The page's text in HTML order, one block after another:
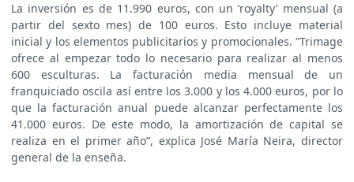
La inversión es de 11.990 euros, con un ‘royalty’ mensual (a
partir del sexto mes) de 100 euros. Esto incluye material
inicial y los elementos publicitarios y promocionales. “Trimage
ofrece al empezar todo lo necesario para realizar al menos
600 esculturas. La facturación media mensual de un
franquiciado oscila así entre los 3.000 y los 4.000 euros, por lo
que la facturación anual puede alcanzar perfectamente los
41.000 euros. De este modo, la amortización de capital se
realiza en el primer año”, explica José María Neira, director
general de la enseña.